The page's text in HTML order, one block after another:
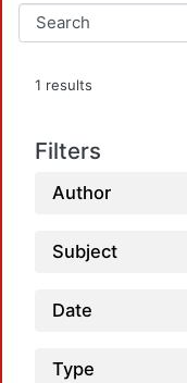
1 results
Filters
Author
Subject
Date
Type